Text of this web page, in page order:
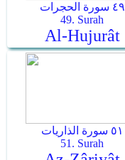
٤٩ سورة الحجرات
49. Surah
Al-Hujurât
٥١ سورة الذاريات
51. Surah